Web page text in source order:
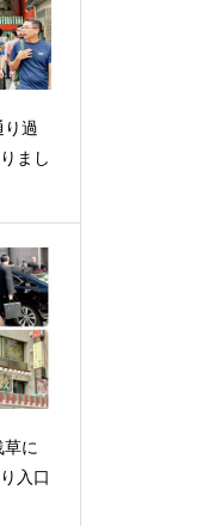
過
まし
に
入口